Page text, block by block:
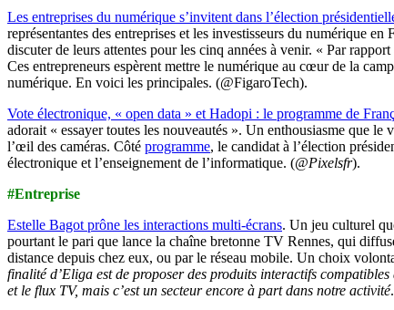
Les entreprises du numérique s’invitent dans l’élection
représentantes des entreprises et les investisseurs du numérique
discuter de leurs attentes pour les cinq années à venir. « Par
Ces entrepreneurs espèrent mettre le numérique au cœur de la
numérique. En voici les principales. (@FigaroTech).
Vote électronique, « open data » et Hadopi : le programme de
adorait « essayer toutes les nouveautés ». Un enthousiasme que
l’œil des caméras. Côté programme, le candidat à l’élection
électronique et l’enseignement de l’informatique. (@Pixelsfr).
#Entreprise
Estelle Bagot prône les interactions multi-écrans. Un jeu culturel
pourtant le pari que lance la chaîne bretonne TV Rennes, qui
distance depuis chez eux, ou par le réseau mobile. Un choix
finalité d’Eliga est de proposer des produits interactifs
et le flux TV, mais c’est un secteur encore à part dans notre activité